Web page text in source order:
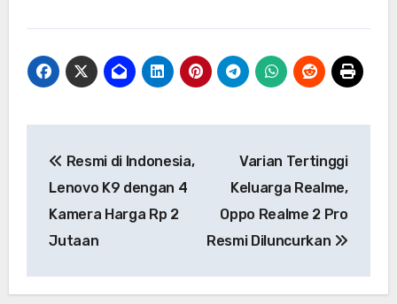
pos
Resmi di Indonesia,
Lenovo K9 dengan 4
Kamera Harga Rp 2
Jutaan
Varian Tertinggi
Keluarga Realme,
Oppo Realme 2 Pro
Resmi Diluncurkan